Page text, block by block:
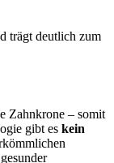
trägt deutlich zum
Zahnkrone – somit
gibt es kein